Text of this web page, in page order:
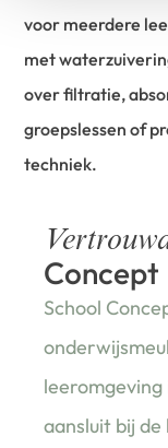
voor meerdere
met
over filtratie,
groepslessen of
techniek.
Concept
School
aansluit bij